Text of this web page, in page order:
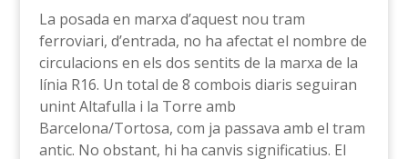
La posada en marxa d’aquest nou tram
ferroviari, d’entrada, no ha afectat el nombre de
circulacions en els dos sentits de la marxa de la
línia R16. Un total de 8 combois diaris seguiran
unint Altafulla i la Torre amb
Barcelona/Tortosa, com ja passava amb el tram
antic. No obstant, hi ha canvis significatius. El